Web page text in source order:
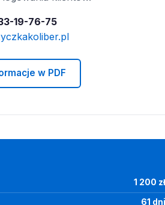
19-76-75
w PDF
1 200 zł
61 dni